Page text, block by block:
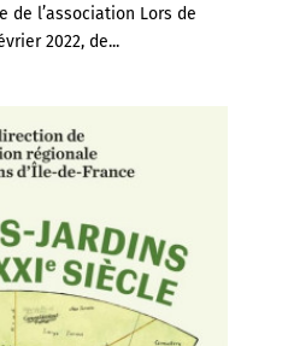
l’association Lors de
2022, de...